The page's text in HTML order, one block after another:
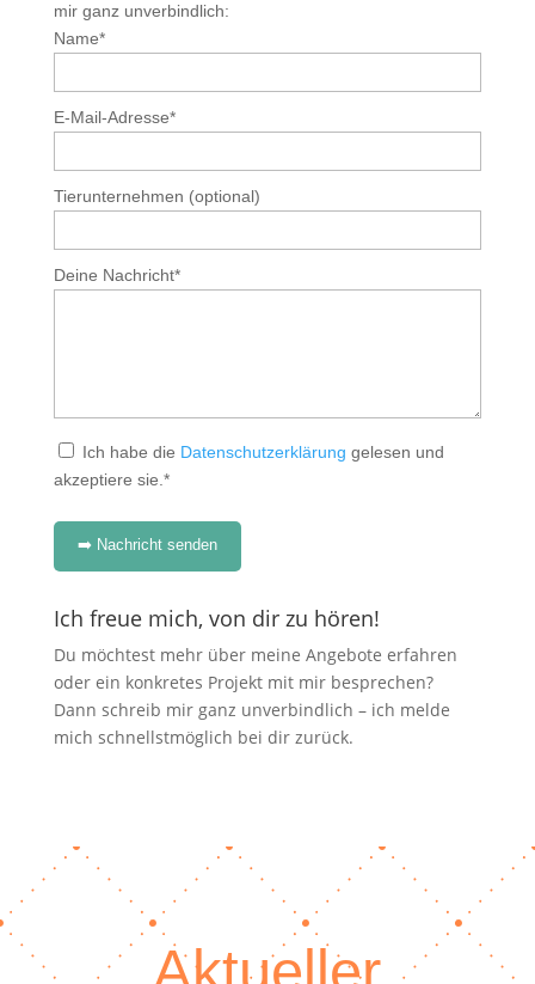
mir ganz unverbindlich:
Name*
E-Mail-Adresse*
Tierunternehmen (optional)
Deine Nachricht*
Ich habe die Datenschutzerklärung gelesen und
akzeptiere sie.*
➡️ Nachricht senden
Ich freue mich, von dir zu hören!
Du möchtest mehr über meine Angebote erfahren
oder ein konkretes Projekt mit mir besprechen?
Dann schreib mir ganz unverbindlich – ich melde
mich schnellstmöglich bei dir zurück.
Aktueller